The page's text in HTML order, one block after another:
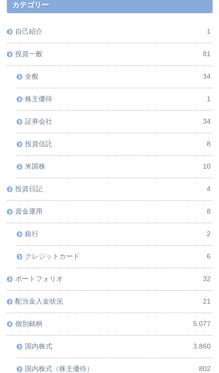
カテゴリー
自己紹介 1
投資一般 81
全般 34
株主優待 1
証券会社 34
投資信託 8
米国株 10
投資日記 4
資金運用 8
銀行 2
クレジットカード 6
ポートフォリオ 32
配当金入金状況 21
個別銘柄 5,077
国内株式 3,860
国内株式（株主優待） 802